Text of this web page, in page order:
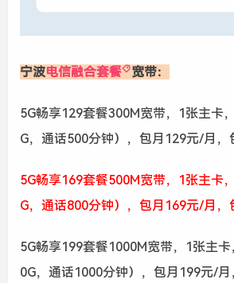
宁波电信融合套餐 宽带：
5G畅享129套餐300M宽带，1张主卡
G，通话500分钟），包月129元/月，
5G畅享169套餐500M宽带，1张主卡
G，通话800分钟），包月169元/月，
5G畅享199套餐1000M宽带，1张主
0G，通话1000分钟），包月199元/